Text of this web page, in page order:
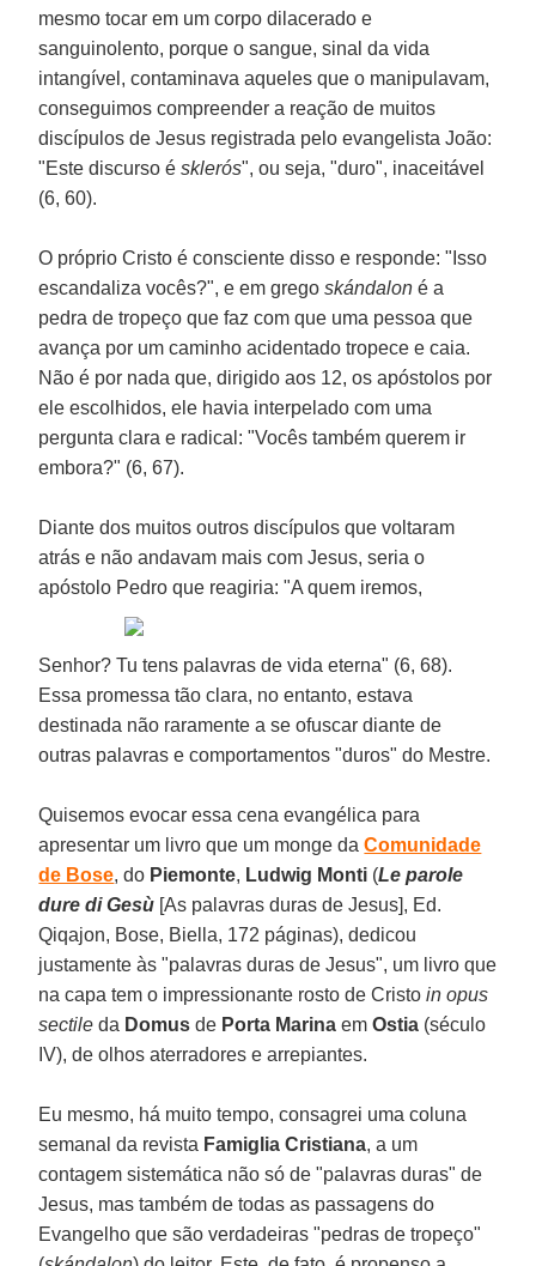
mesmo tocar em um corpo dilacerado e
sanguinolento, porque o sangue, sinal da vida
intangível, contaminava aqueles que o manipulavam,
conseguimos compreender a reação de muitos
discípulos de Jesus registrada pelo evangelista João:
"Este discurso ésklerós", ou seja, "duro", inaceitável
(6, 60).
O próprio Cristo é consciente disso e responde: "Isso
escandaliza vocês?", e em gregoskándaloné a
pedra de tropeço que faz com que uma pessoa que
avança por um caminho acidentado tropece e caia.
Não é por nada que, dirigido aos 12, os apóstolos por
ele escolhidos, ele havia interpelado com uma
pergunta clara e radical: "Vocês também querem ir
embora?" (6, 67).
Diante dos muitos outros discípulos que voltaram
atrás e não andavam mais com Jesus, seria o
apóstolo Pedro que reagiria:"A quem iremos,
Senhor? Tu tens palavras de vida eterna" (6, 68).
Essa promessa tão clara, no entanto, estava
destinada não raramente a se ofuscar diante de
outras palavras e comportamentos "duros" do Mestre.
Quisemos evocar essa cena evangélica para
apresentar um livro que um monge daComunidade
de Bose, do Piemonte, Ludwig Monti (Le parole
dure di Gesù [As palavras duras de Jesus], Ed.
Qiqajon, Bose, Biella, 172 páginas), dedicou
justamente às "palavras duras de Jesus", um livro que
na capa tem o impressionante rosto de Cristoin opus
sectileda Domusde Porta MarinaemOstia (século
IV), de olhos aterradores e arrepiantes.
Eu mesmo, há muito tempo, consagrei uma coluna
semanal da revista Famiglia Cristiana, a um
contagem sistemática não só de "palavras duras" de
Jesus, mas também de todas as passagens do
Evangelho que são verdadeiras "pedras de tropeço"